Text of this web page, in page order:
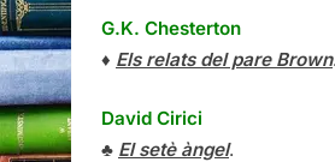
G.K. Chesterton
♦ Els relats del pare Brown.
David Cirici
♣ El setè àngel.